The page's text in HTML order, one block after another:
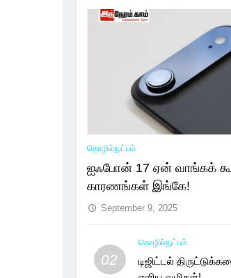
தொழில்நுட்பம்
ஐஃபோன் 17 ஏன் வாங்கக்
காரணங்கள் இங்கே!
September 9, 2025
02
தொழில்நுட்பம்
டிஜிட்டல்